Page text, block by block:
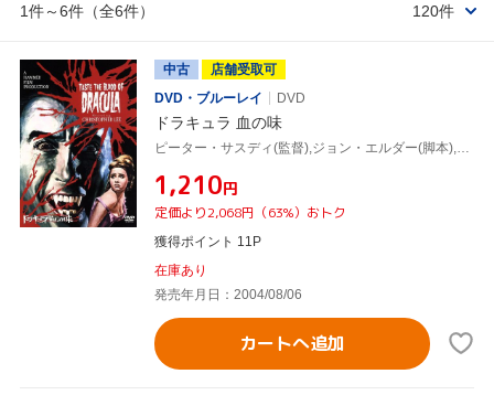
1件～6件（全6件） 120件
中古
店舗受取可
DVD・ブルーレイ
DVD
ドラキュラ 血の味
¥1,210円
定価より2,068円（63%）おトク
獲得ポイント 11P
在庫あり
発売年月日：2004/08/06
カートへ追加